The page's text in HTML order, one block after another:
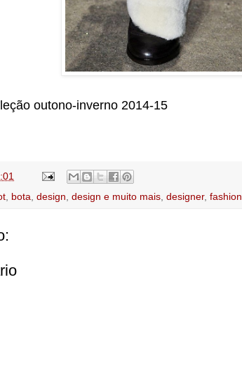
outono-inverno 2014-15
bota design design e muito mais designer, fashion